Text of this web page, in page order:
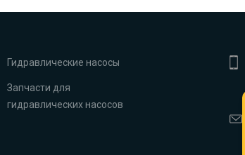
Гидравлические насосы
Запчасти для
гидравлических насосов